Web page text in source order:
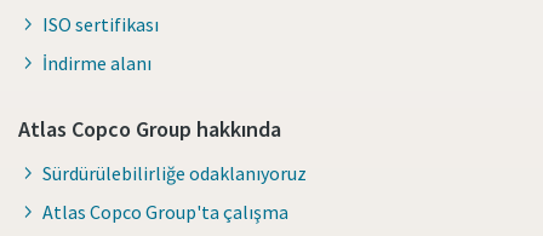
ISO sertifikası
İndirme alanı
Atlas Copco Group hakkında
Sürdürülebilirliğe odaklanıyoruz
Atlas Copco Group'ta çalışma